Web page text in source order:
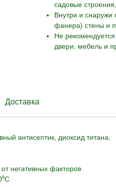
садовые
Внутри и
фанера) стены и
Не
двери, мебель и
Доставка
антисептик, диоксид титана,
негативных факторов